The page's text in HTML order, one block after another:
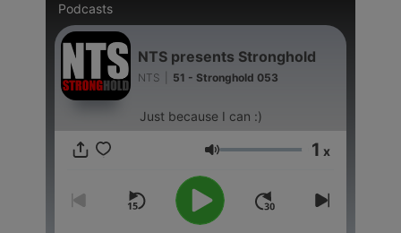
Podcasts
NTS presents Stronghold
NTS 51 - Stronghold 053
Just because I can :)
Volume 1 x